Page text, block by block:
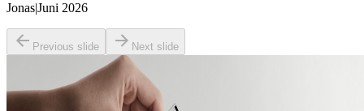
Jonas|Juni 2026
Previous slide Next slide